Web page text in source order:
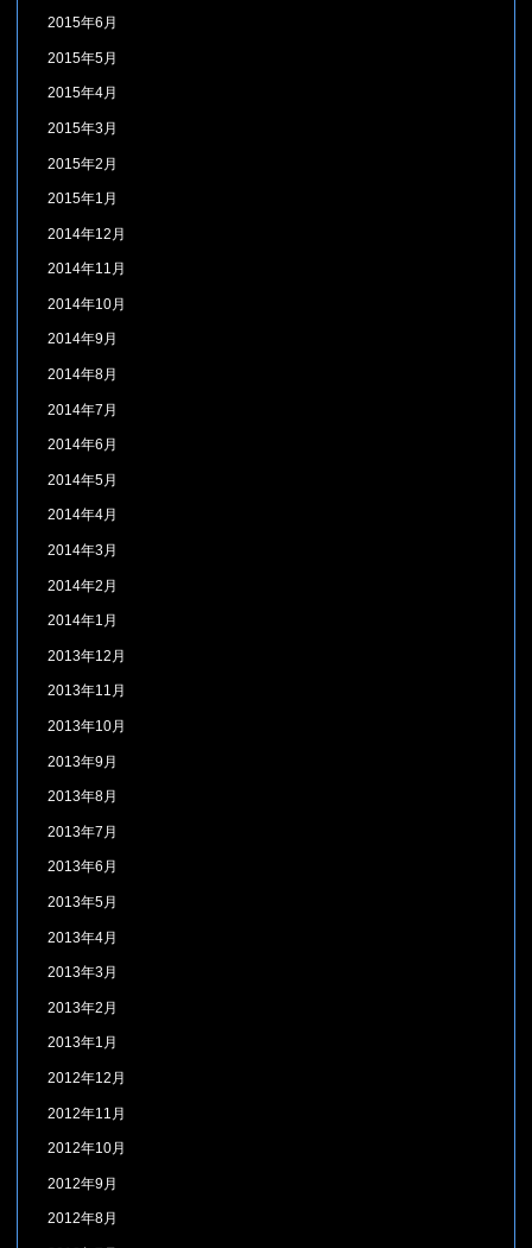
2015年6月
2015年5月
2015年4月
2015年3月
2015年2月
2015年1月
2014年12月
2014年11月
2014年10月
2014年9月
2014年8月
2014年7月
2014年6月
2014年5月
2014年4月
2014年3月
2014年2月
2014年1月
2013年12月
2013年11月
2013年10月
2013年9月
2013年8月
2013年7月
2013年6月
2013年5月
2013年4月
2013年3月
2013年2月
2013年1月
2012年12月
2012年11月
2012年10月
2012年9月
2012年8月